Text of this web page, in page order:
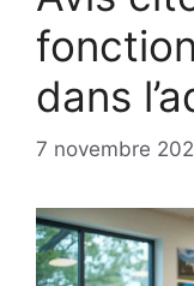
dans
7 novembre